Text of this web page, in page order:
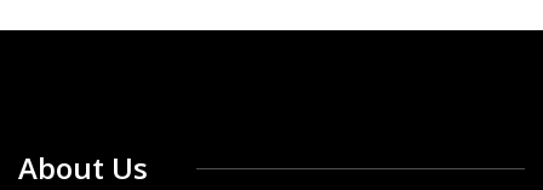
About Us